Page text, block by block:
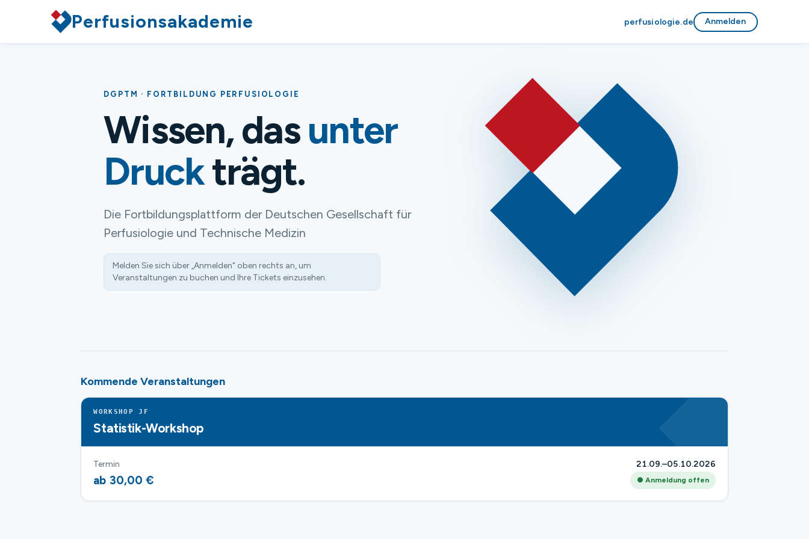
Perfusionsakademie perfusiologie.de Anmelden
DGPTM · FORTBILDUNG PERFUSIOLOGIE
Wissen, dasunter
Druckträgt.
Die Fortbildungsplattform der Deutschen Gesellschaft für
Perfusiologie und Technische Medizin
Melden Sie sich über „Anmelden" oben rechts an, um
Veranstaltungen zu buchen und Ihre Tickets einzusehen.
Kommende Veranstaltungen
WORKSHOP JF
Statistik-Workshop
Termin 21.09.–05.10.2026
ab 30,00 € ● Anmeldung offen